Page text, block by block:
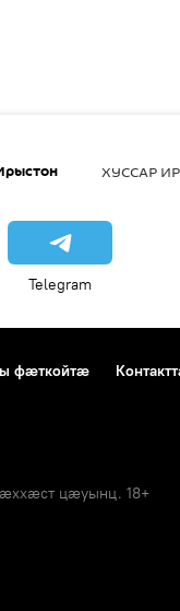
ХУССАР
Telegram
фӕткойтӕ
цӕуынц. 18+